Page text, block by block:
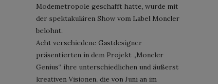
Modemetropole geschafft hatte, wurde mit
der spektakulären Show vom Label Moncler
belohnt.
Acht verschiedene Gastdesigner
präsentierten in dem Projekt „Moncler
Genius“ ihre unterschiedlichen und äußerst
kreativen Visionen, die von Juni an im